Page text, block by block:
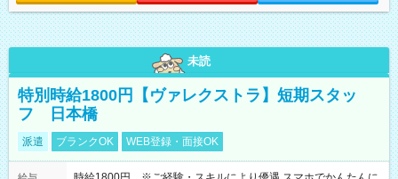
未読
特別時給1800円【ヴァレクストラ】短期スタッ
フ 日本橋
派遣 ブランクOK WEB登録・面接OK